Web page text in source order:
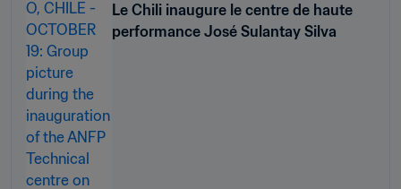
Le Chili inaugure le centre de haute
performance José Sulantay Silva